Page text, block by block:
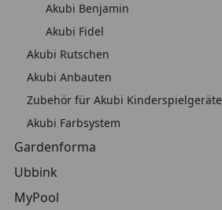
Akubi Benjamin
Akubi Fidel
Akubi Rutschen
Akubi Anbauten
Zubehör für Akubi Kinderspielgeräte
Akubi Farbsystem
Gardenforma
Ubbink
MyPool